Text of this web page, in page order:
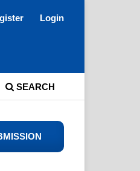
SEARCH
Login